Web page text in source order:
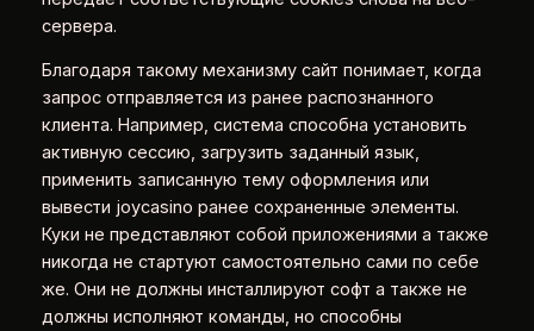
сервера.
Благодаря такому механизму сайт понимает, когда
запрос отправляется из ранее распознанного
клиента. Например, система способна установить
активную сессию, загрузить заданный язык,
применить записанную тему оформления или
вывести joycasino ранее сохраненные элементы.
Куки не представляют собой приложениями а также
никогда не стартуют самостоятельно сами по себе
же. Они не должны инсталлируют софт а также не
должны исполняют команды, но способны